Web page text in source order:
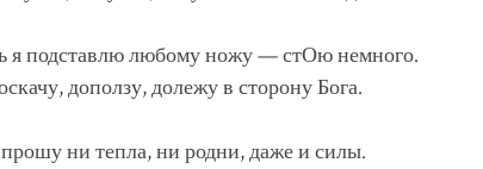
я подставлю любому ножу — стОю немного.
доползу, долежу в сторону Бога.
ни тепла, ни родни, даже и силы.